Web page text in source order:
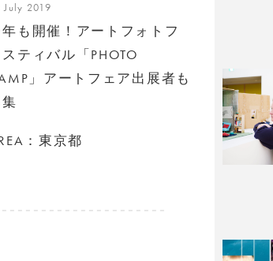
July 2019
も開催！アートフォトフ
ティバル「PHOTO
」アートフェア出展者も
：東京都